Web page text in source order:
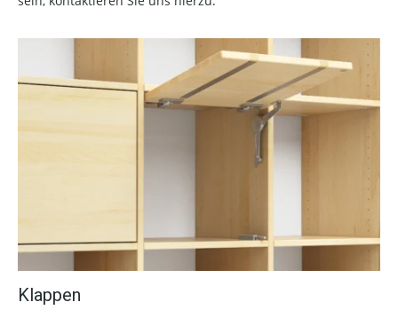
Klappen